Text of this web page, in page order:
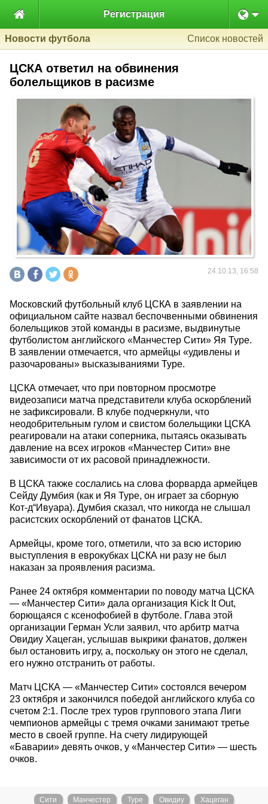
 Регистрация
Новости футбола Список новостей
ЦСКА ответил на обвинения
болельщиков в расизме
24.10.13, 16:58
Московский футбольный клуб ЦСКА в заявлении на
официальном сайте назвал беспочвенными обвинения
болельщиков этой команды в расизме, выдвинутые
футболистом английского «Манчестер Сити» Яя Туре.
В заявлении отмечается, что армейцы «удивлены и
разочарованы» высказываниями Туре.
ЦСКА отмечает, что при повторном просмотре
видеозаписи матча представители клуба оскорблений
не зафиксировали. В клубе подчеркнули, что
неодобрительным гулом и свистом болельщики ЦСКА
реагировали на атаки соперника, пытаясь оказывать
давление на всех игроков «Манчестер Сити» вне
зависимости от их расовой принадлежности.
В ЦСКА также сослались на слова форварда армейцев
Сейду Думбия (как и Яя Туре, он играет за сборную
Кот-д“Ивуара). Думбия сказал, что никогда не слышал
расистских оскорблений от фанатов ЦСКА.
Армейцы, кроме того, отметили, что за всю историю
выступления в еврокубках ЦСКА ни разу не был
наказан за проявления расизма.
Ранее 24 октября комментарии по поводу матча ЦСКА
— «Манчестер Сити» дала организация Kick It Out,
борющаяся с ксенофобией в футболе. Глава этой
организации Герман Усли заявил, что арбитр матча
Овидиу Хацеган, услышав выкрики фанатов, должен
был остановить игру, а, поскольку он этого не сделал,
его нужно отстранить от работы.
Матч ЦСКА — «Манчестер Сити» состоялся вечером
23 октября и закончился победой английского клуба со
счетом 2:1. После трех туров группового этапа Лиги
чемпионов армейцы с тремя очками занимают третье
место в своей группе. На счету лидирующей
«Баварии» девять очков, у «Манчестер Сити» — шесть
очков.
Сити Манчестер Туре Овидиу Хацеган